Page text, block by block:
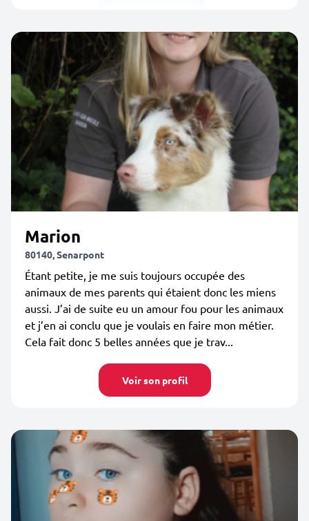
Marion
80140, Senarpont
Étant petite, je me suis toujours occupée des
animaux de mes parents qui étaient donc les miens
aussi. J’ai de suite eu un amour fou pour les animaux
et j’en ai conclu que je voulais en faire mon métier.
Cela fait donc 5 belles années que je trav...
Voir son profil